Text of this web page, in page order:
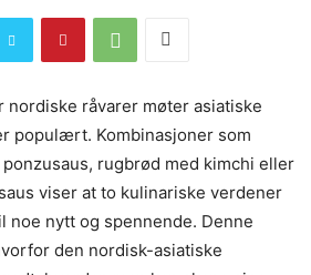
nordiske råvarer møter asiatiske
populært. Kombinasjoner som
rugbrød med kimchi eller
viser at to kulinariske verdener
noe nytt og spennende. Denne
den nordisk-asiatiske